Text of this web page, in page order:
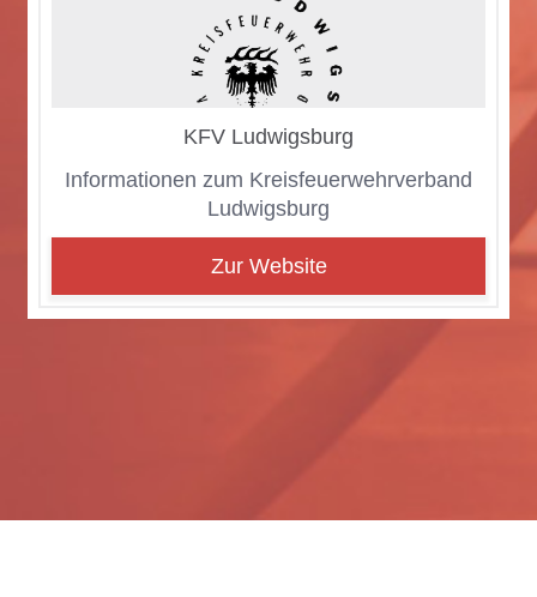
KFV Lud­wigs­burg
In­for­ma­tio­nen zum Kreis­feu­er­wehr­ver­band
Lud­wigs­burg
Zur Website